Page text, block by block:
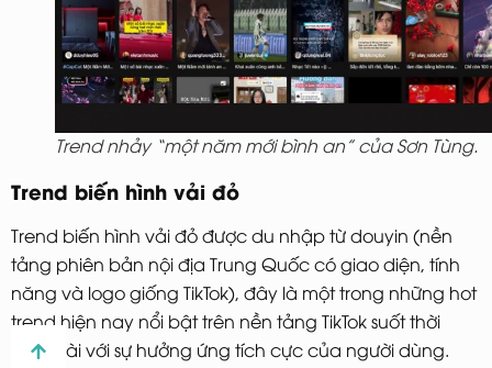
Trend nhảy “một năm mới bình an” của Sơn Tùng.
Trend biến hình vải đỏ
Trend biến hình vải đỏ được du nhập từ douyin (nền
tảng phiên bản nội địa Trung Quốc có giao diện, tính
năng và logo giống TikTok), đây là một trong những hot
trend hiện nay nổi bật trên nền tảng TikTok suốt thời
gian dài với sự hưởng ứng tích cực của người dùng.